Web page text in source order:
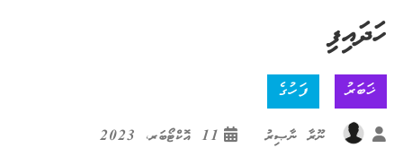
ހަދައިފި
ޚަބަރު ފަހުގެ
ނޫރާ ނާޞިރު 11 އޮކްޓޯބަރ، 2023